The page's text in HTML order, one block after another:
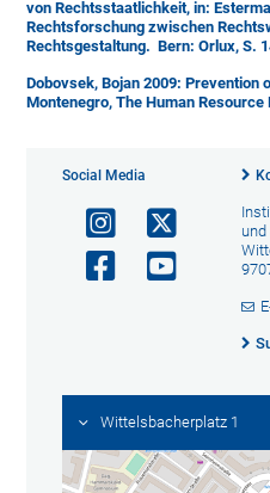
von Rechtsstaatlichkeit, in:
Rechtsforschung zwischen
Rechtsgestaltung. Bern: Orlux, S.
Dobovsek, Bojan 2009: Prevention
Montenegro, The Human
Social Media
Wittelsbacherplatz 1